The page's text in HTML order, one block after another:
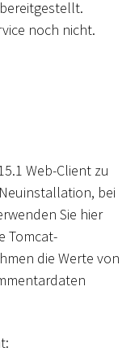
noch nicht.
Web-Client zu
bei
Sie hier
Tomcat-
die Werte von